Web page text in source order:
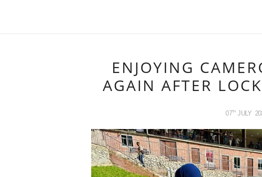
ENJOYING
AGAIN AFTER
07TH JULY